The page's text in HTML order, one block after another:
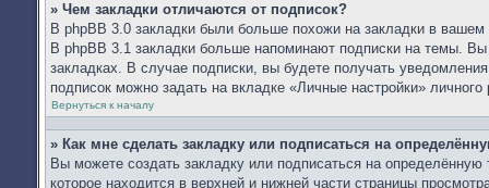
» Чем закладки отличаются от подписок?
В phpBB 3.0 закладки были больше похожи на закладки в
В phpBB 3.1 закладки больше напоминают подписки на темы.
закладках. В случае подписки, вы будете получать
подписок можно задать на вкладке «Личные настройки» личного
Вернуться к началу
» Как мне сделать закладку или подписаться на
Вы можете создать закладку или подписаться на
которое находится в верхней и нижней части страницы